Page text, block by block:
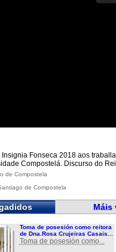
Fonseca 2018 aos
Compostelá. Discurso do
de Compostela
de Compostela
Máis
Toma de posesión como reitora
de Dna.Rosa Crujeiras Casais...
Toma de posesión como...